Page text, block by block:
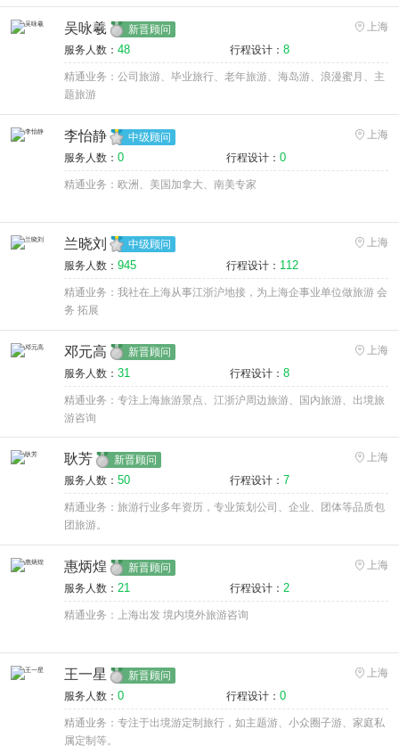
吴咏羲 新晋顾问
上海
服务人数： 48 行程设计： 8
精通业务：公司旅游、毕业旅行、老年旅游、海岛游、浪漫蜜月、主
题旅游
李怡静 中级顾问
上海
服务人数： 0 行程设计： 0
精通业务：欧洲、美国加拿大、南美专家
兰晓刘 中级顾问
上海
服务人数： 945 行程设计： 112
精通业务：我社在上海从事江浙沪地接，为上海企事业单位做旅游 会
务 拓展
邓元高 新晋顾问
上海
服务人数： 31 行程设计： 8
精通业务：专注上海旅游景点、江浙沪周边旅游、国内旅游、出境旅
游咨询
耿芳 新晋顾问
上海
服务人数： 50 行程设计： 7
精通业务：旅游行业多年资历，专业策划公司、企业、团体等品质包
团旅游。
惠炳煌 新晋顾问
上海
服务人数： 21 行程设计： 2
精通业务：上海出发 境内境外旅游咨询
王一星 新晋顾问
上海
服务人数： 0 行程设计： 0
精通业务：专注于出境游定制旅行，如主题游、小众圈子游、家庭私
属定制等。